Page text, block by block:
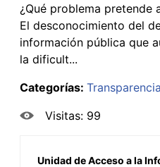
¿Qué problema pretende
El desconocimiento del
información pública que
la dificult...
Categorías: Transparencia
Visitas: 99
Unidad de Acceso a la